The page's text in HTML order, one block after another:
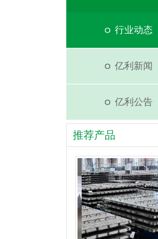
行业动态
亿利新闻
亿利公告
推荐产品